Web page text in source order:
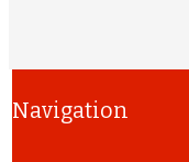
Navigation